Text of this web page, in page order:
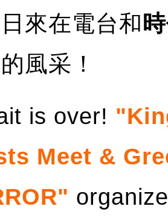
來在電台和
風采！
is over!
Meet &